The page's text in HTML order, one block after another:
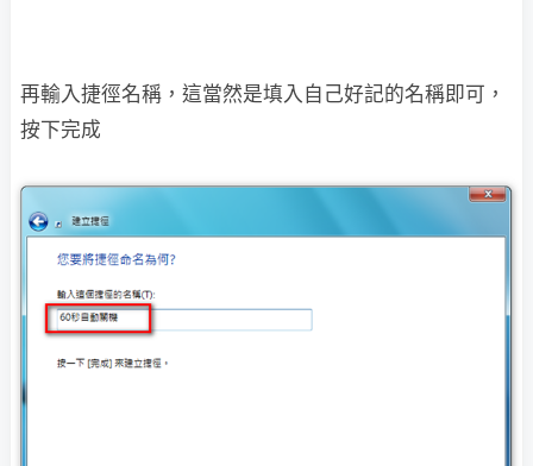
再輸入捷徑名稱，這當然是填入自己好記的名稱即可，
按下完成